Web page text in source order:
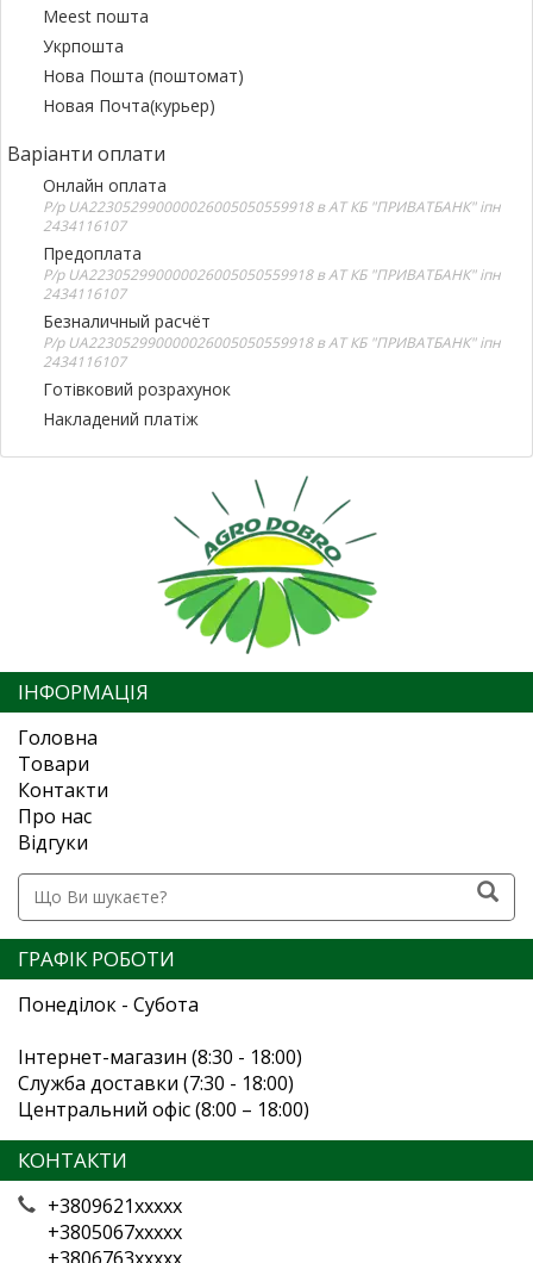
Meest пошта
Укрпошта
Нова Пошта (поштомат)
Новая Почта(курьер)
Варіанти оплати
Онлайн оплата
Р/р UA223052990000026005050559918 в АТ КБ "ПРИВАТБАНК" іпн
2434116107
Предоплата
Р/р UA223052990000026005050559918 в АТ КБ "ПРИВАТБАНК" іпн
2434116107
Безналичный расчёт
Р/р UA223052990000026005050559918 в АТ КБ "ПРИВАТБАНК" іпн
2434116107
Готівковий розрахунок
Накладений платіж
ІНФОРМАЦІЯ
Головна
Товари
Контакти
Про нас
Відгуки
ГРАФІК РОБОТИ
Понеділок - Субота
Інтернет-магазин (8:30 - 18:00)
Служба доставки (7:30 - 18:00)
Центральний офіс (8:00 – 18:00)
КОНТАКТИ
+3809621xxxxx
+3805067xxxxx
+3806763xxxxx